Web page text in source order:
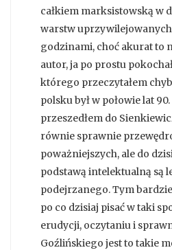
całkiem marksistowską w
warstw
godzinami, choć akurat to
autor, ja po prostu
którego przeczytałem
polsku był w połowie lat
przeszedłem do
równie sprawnie
poważniejszych, ale do
podstawą intelektualną są
podejrzanego. Tym
po co dzisiaj pisać w taki
erudycji, oczytaniu i
Goźlińskiego jest to takie